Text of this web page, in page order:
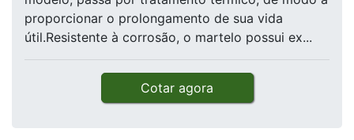
proporcionar o prolongamento de sua vida
útil.Resistente à corrosão, o martelo possui ex...
Cotar agora